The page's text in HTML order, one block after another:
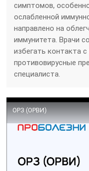
симптомов,
ослабленной
направлено на
иммунитета. Врачи
избегать контакта
противовирусные
специалиста.
ОРЗ (ОРВИ)